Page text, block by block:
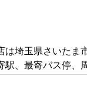
埼玉県さいた
、最寄バス停、